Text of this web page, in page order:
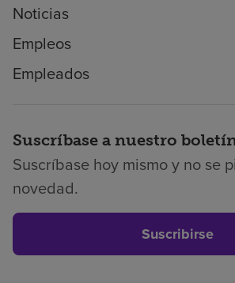
Noticias
Empleos
Empleados
Suscríbase a nuestro
Suscríbase hoy mismo y no se
novedad.
Suscribirse